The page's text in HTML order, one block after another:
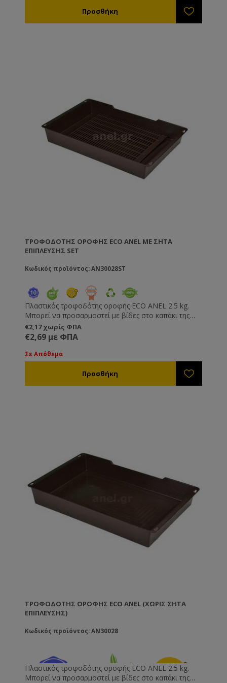
τροφές (ζαχαροζύμαρο) – για τις στερεές τροφές
ελάχιστα το ύψος της κυψέλης • Έχει οπές αερισμού
για να βγαίνει η υγρασία από την κυψέλη • Δε
χρειάζεται καμία απολύτως συντήρηση.
Κατασκευασμένος από πλαστικό κατάλληλο για
τρόφιμα.
ΤΡΟΦΟΔΌΤΗΣ ΟΡΟΦΉΣ ECO ANEL ΜΕ ΣΉΤΑ
ΕΠΊΠΛΕΥΣΗΣ SET
Κωδικός προϊόντος: AN30028ST
Πλαστικός τροφοδότης οροφής ECO ANEL 2.5 kg.
Μπορεί να προσαρμοστεί με βίδες στο καπάκι της
κυψέλης κάτω από τάπα τροφοδοσίας ή απλά να τον
ακουμπήσετε πάνω στα πλαίσια μόνο του ή σε
συνδυασμό με κάποιο ζαχαροζύμαρο στο πλάι του.
Απλός στην χρήση, έρχεται μαζί με τη σήτα
επίπλευσης (ref.AN30029) ώστε να αποφύγετε
πνιγμό των μελισσών. Κατασκευασμένος από
€2,17 χωρίς ΦΠΑ
€2,69 με ΦΠΑ
Σε Απόθεμα
ΤΡΟΦΟΔΌΤΗΣ ΟΡΟΦΉΣ ECO ANEL (ΧΩΡΊΣ ΣΉΤΑ
ΕΠΊΠΛΕΥΣΗΣ)
Κωδικός προϊόντος: AN30028
Πλαστικός τροφοδότης οροφής ECO ANEL 2.5 kg.
Μπορεί να προσαρμοστεί με βίδες στο καπάκι της